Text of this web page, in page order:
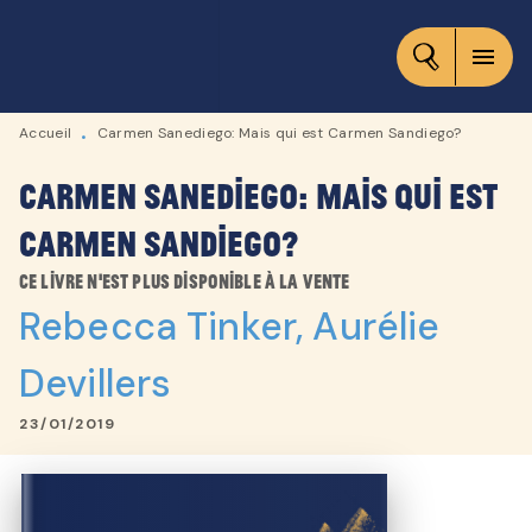
CONTENU
menu
Accueil • Carmen Sanediego: Mais qui est Carmen Sandiego?
Carmen Sanediego: Mais qui est
Carmen Sandiego?
Ce livre n'est plus disponible à la vente
Rebecca Tinker, Aurélie
Devillers
23/01/2019